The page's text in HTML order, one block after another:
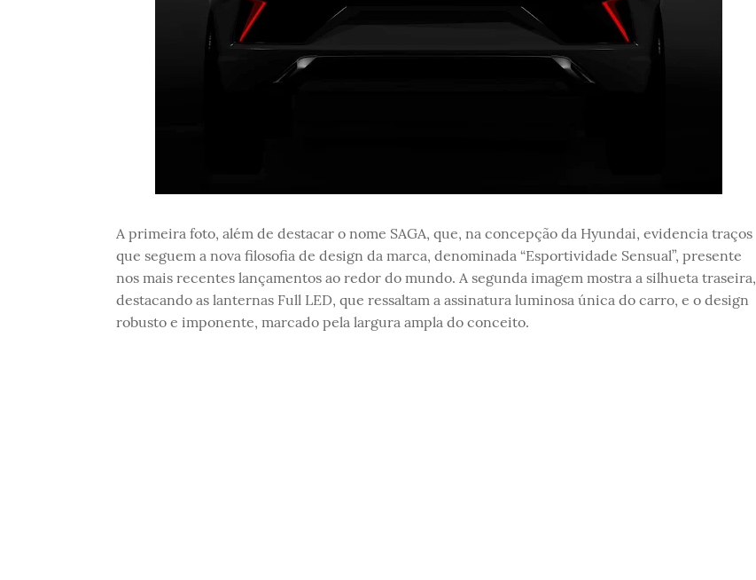
A primeira foto, além de destacar o nome SAGA, que, na concepção da Hyundai, evidencia traços
que seguem a nova filosofia de design da marca, denominada “Esportividade Sensual”, presente
nos mais recentes lançamentos ao redor do mundo. A segunda imagem mostra a silhueta traseira,
destacando as lanternas Full LED, que ressaltam a assinatura luminosa única do carro, e o design
robusto e imponente, marcado pela largura ampla do conceito.